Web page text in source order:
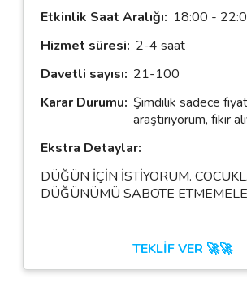
Etkinlik Saat Aralığı: 18:00 -
Hizmet süresi: 2-4 saat
Davetli sayısı: 21-100
Karar Durumu: Şimdilik sadece fiyat
araştırıyorum, fikir
Ekstra Detaylar:
DÜĞÜN İÇİN İSTİYORUM.
DÜĞÜNÜMÜ SABOTE
TEKLİF VER 🚀🚀